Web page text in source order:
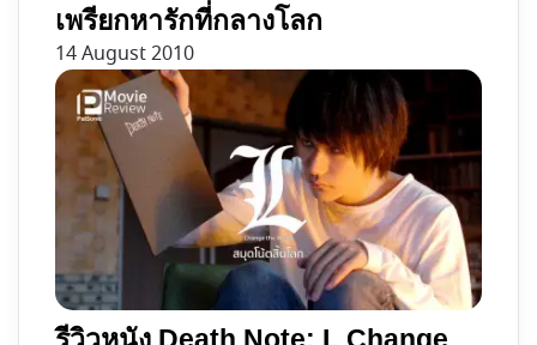
เพรียกหารักที่กลางโลก
14 August 2010